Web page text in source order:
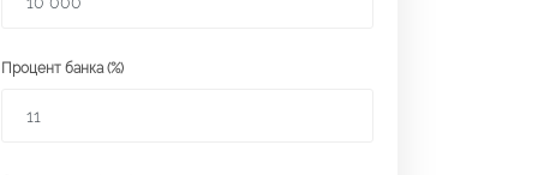
Процент банка (%)